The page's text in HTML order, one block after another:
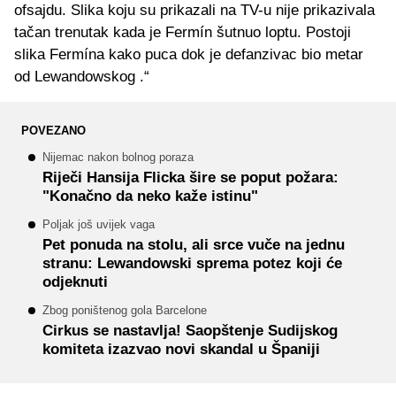
ofsajdu. Slika koju su prikazali na TV-u nije prikazivala
tačan trenutak kada je Fermín šutnuo loptu. Postoji
slika Fermína kako puca dok je defanzivac bio metar
od Lewandowskog .“
POVEZANO
Nijemac nakon bolnog poraza
Riječi Hansija Flicka šire se poput požara:
"Konačno da neko kaže istinu"
Poljak još uvijek vaga
Pet ponuda na stolu, ali srce vuče na jednu
stranu: Lewandowski sprema potez koji će
odjeknuti
Zbog poništenog gola Barcelone
Cirkus se nastavlja! Saopštenje Sudijskog
komiteta izazvao novi skandal u Španiji